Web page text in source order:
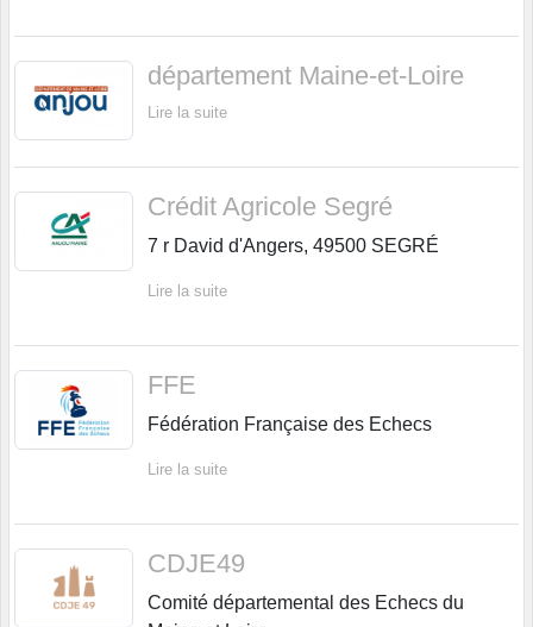
département Maine-et-Loire
Lire la suite
Crédit Agricole Segré
7 r David d'Angers, 49500 SEGRÉ
Lire la suite
FFE
Fédération Française des Echecs
Lire la suite
CDJE49
Comité départemental des Echecs du